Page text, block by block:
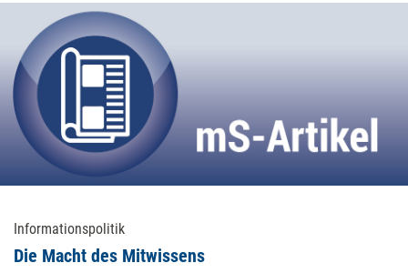
Informationspolitik
Die Macht des Mitwissens